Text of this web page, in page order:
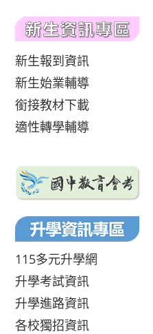
新生報到資訊
新生始業輔導
銜接教材下載
適性轉學輔導
115多元升學網
升學考試資訊
升學進路資訊
各校獨招資訊